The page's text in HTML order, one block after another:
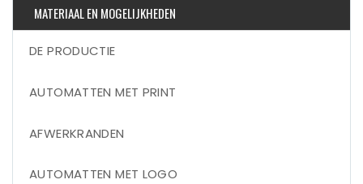
MATERIAAL EN MOGELIJKHEDEN
DE PRODUCTIE
AUTOMATTEN MET PRINT
AFWERKRANDEN
AUTOMATTEN MET LOGO